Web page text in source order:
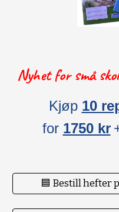
Nyhet for små
Kjøp 10
for 1750 kr
🟦 Bestill hefter